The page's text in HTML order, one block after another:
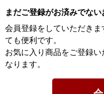
まだご登録がお済みでない
会員登録をしていただき
ても便利です。
お気に入り商品をご登録
なります。